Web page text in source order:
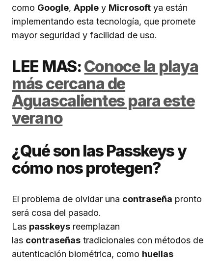
como Google, Apple y Microsoft ya están
implementando esta tecnología, que promete
mayor seguridad y facilidad de uso.
LEE MAS:Conoce la playa
más cercana de
Aguascalientes para este
verano
¿Qué son las Passkeys y
cómo nos protegen?
El problema de olvidar una contraseña pronto
será cosa del pasado.
Las passkeys reemplazan
las contraseñas tradicionales con métodos de
autenticación biométrica, como huellas